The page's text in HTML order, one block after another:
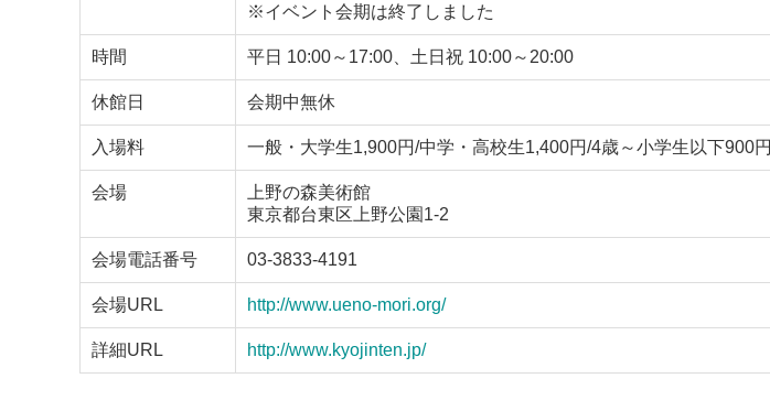
※イベント会期は終了しました
時間 平日 10:00～17:00、土日祝 10:00～20:00
休館日 会期中無休
入場料 一般・大学生1,900円/中学・高校生1,400円/4歳～小学生以下900円
会場
上野の森美術館
東京都台東区上野公園1-2
会場電話番号 03-3833-4191
会場URL http://www.ueno-mori.org/
詳細URL http://www.kyojinten.jp/